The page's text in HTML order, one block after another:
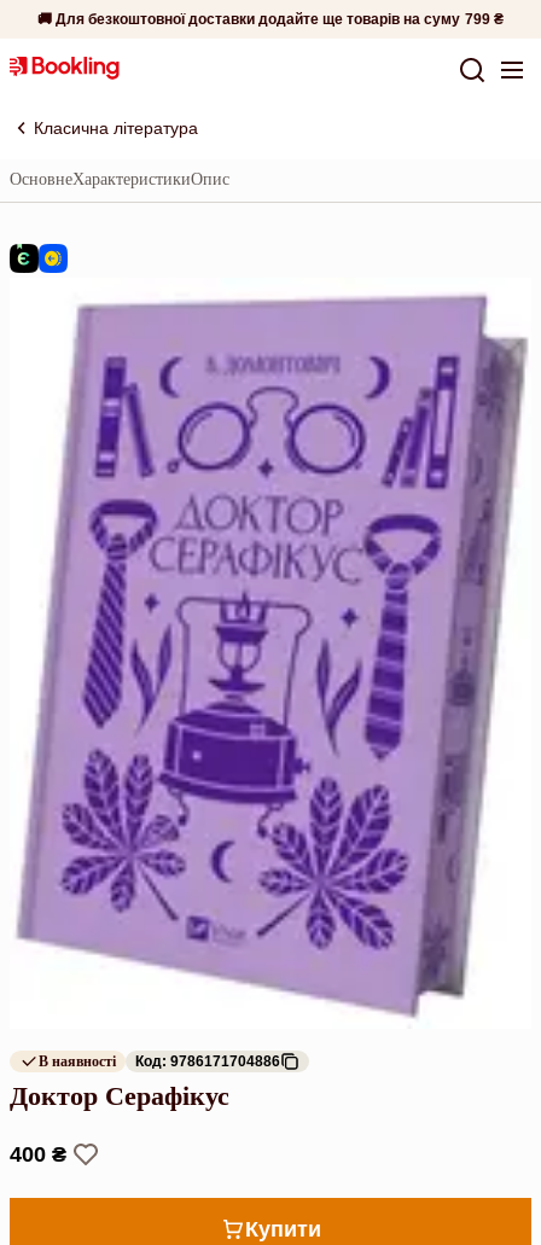
🚚 Для безкоштовної доставки додайте ще товарів на суму 799 ₴
Класична література
ОсновнеХарактеристикиОпис
В наявності Код: 9786171704886
Доктор Серафікус
400 ₴
Купити